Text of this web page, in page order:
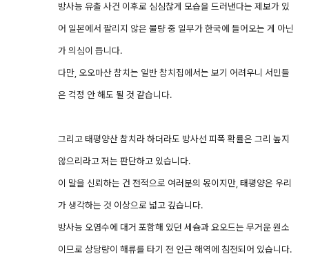
방사능 유출 사건 이후로 심심찮게 모습을 드러낸다는 제보가 있
어 일본에서 팔리지 않은 물량 중 일부가 한국에 들어오는 게 아닌
가 의심이 듭니다.
다만, 오오마산 참치는 일반 참치집에서는 보기 어려우니 서민들
은 걱정 안 해도 될 것 같습니다.
그리고 태평양산 참치라 하더라도 방사선 피폭 확률은 그리 높지
않으리라고 저는 판단하고 있습니다.
이 말을 신뢰하는 건 전적으로 여러분의 몫이지만, 태평양은 우리
가 생각하는 것 이상으로 넓고 깊습니다.
방사능 오염수에 대거 포함해 있던 세슘과 요오드는 무거운 원소
이므로 상당량이 해류를 타기 전 인근 해역에 침전되어 있습니다.